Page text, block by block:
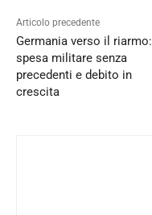
Articolo precedente
Germania verso il riarmo:
spesa militare senza
precedenti e debito in
crescita